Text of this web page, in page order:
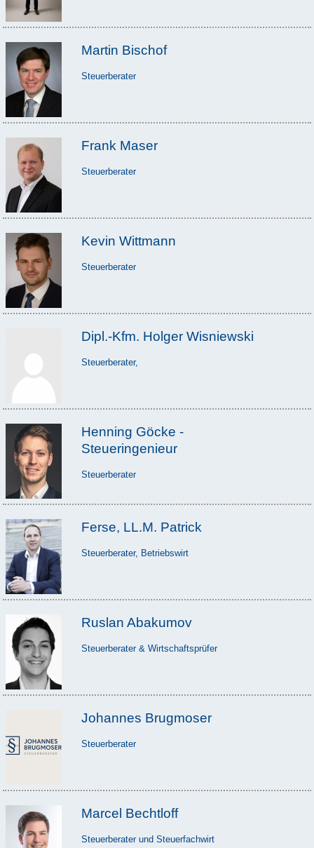
Martin Bischof
Steuerberater
Frank Maser
Steuerberater
Kevin Wittmann
Steuerberater
Dipl.-Kfm. Holger Wisniewski
Steuerberater,
Henning Göcke -
Steueringenieur
Steuerberater
Ferse, LL.M. Patrick
Steuerberater, Betriebswirt
Ruslan Abakumov
Steuerberater & Wirtschaftsprüfer
Johannes Brugmoser
Steuerberater
Marcel Bechtloff
Steuerberater und Steuerfachwirt